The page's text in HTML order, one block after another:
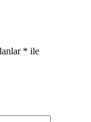
* ile